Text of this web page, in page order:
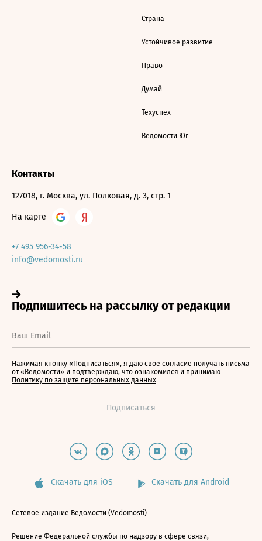
Страна
Устойчивое развитие
Право
Думай
Техуспех
Ведомости Юг
Контакты
127018, г. Москва, ул. Полковая, д. 3, стр. 1
На карте
+7 495 956-34-58
info@vedomosti.ru
Нажимая кнопку «Подписаться», я даю свое согласие получать письма
от «Ведомости» и подтверждаю, что ознакомился и принимаю
Политику по защите персональных данных
Скачать для iOS Скачать для Android
Сетевое издание Ведомости (Vedomosti)
Решение Федеральной службы по надзору в сфере связи,